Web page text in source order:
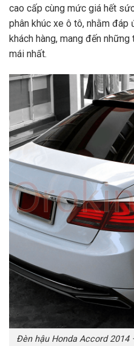
cao cấp cùng mức giá hết
phân khúc xe ô tô, nhằm đáp
khách hàng, mang đến
mái nhất.
Đèn hậu Honda Accord 2014